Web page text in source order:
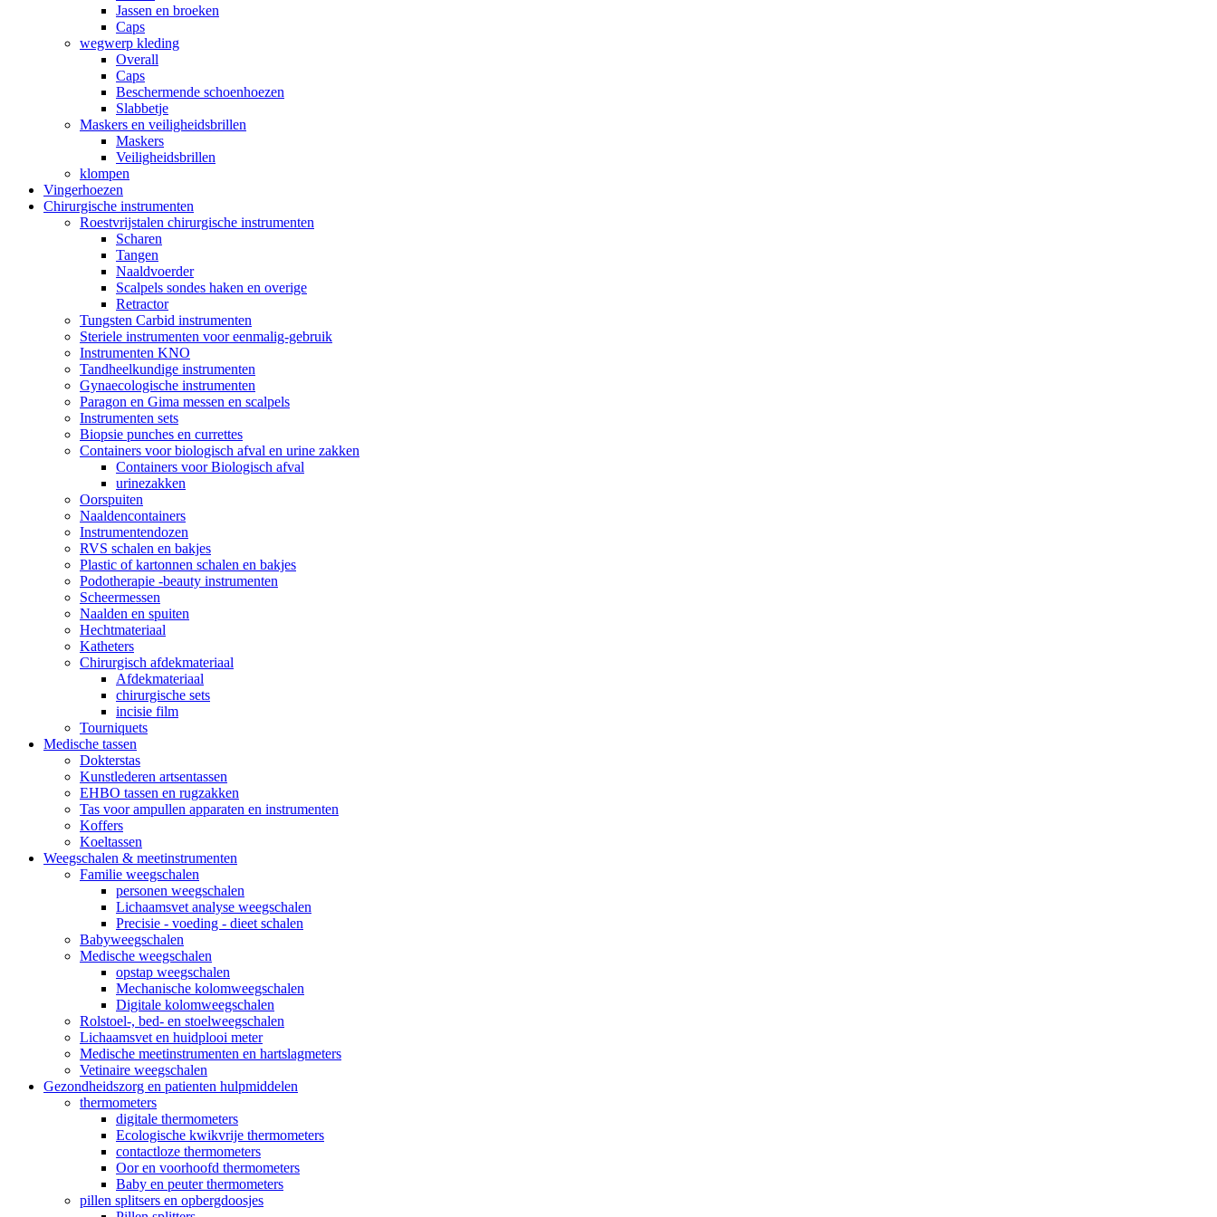
Jassen en broeken
Caps
wegwerp kleding
Overall
Caps
Beschermende schoenhoezen
Slabbetje
Maskers en veiligheidsbrillen
Maskers
Veiligheidsbrillen
klompen
Vingerhoezen
Chirurgische instrumenten
Roestvrijstalen chirurgische instrumenten
Scharen
Tangen
Naaldvoerder
Scalpels sondes haken en overige
Retractor
Tungsten Carbid instrumenten
Steriele instrumenten voor eenmalig-gebruik
Instrumenten KNO
Tandheelkundige instrumenten
Gynaecologische instrumenten
Paragon en Gima messen en scalpels
Instrumenten sets
Biopsie punches en currettes
Containers voor biologisch afval en urine zakken
Containers voor Biologisch afval
urinezakken
Oorspuiten
Naaldencontainers
Instrumentendozen
RVS schalen en bakjes
Plastic of kartonnen schalen en bakjes
Podotherapie -beauty instrumenten
Scheermessen
Naalden en spuiten
Hechtmateriaal
Katheters
Chirurgisch afdekmateriaal
Afdekmateriaal
chirurgische sets
incisie film
Tourniquets
Medische tassen
Dokterstas
Kunstlederen artsentassen
EHBO tassen en rugzakken
Tas voor ampullen apparaten en instrumenten
Koffers
Koeltassen
Weegschalen & meetinstrumenten
Familie weegschalen
personen weegschalen
Lichaamsvet analyse weegschalen
Precisie - voeding - dieet schalen
Babyweegschalen
Medische weegschalen
opstap weegschalen
Mechanische kolomweegschalen
Digitale kolomweegschalen
Rolstoel-, bed- en stoelweegschalen
Lichaamsvet en huidplooi meter
Medische meetinstrumenten en hartslagmeters
Vetinaire weegschalen
Gezondheidszorg en patienten hulpmiddelen
thermometers
digitale thermometers
Ecologische kwikvrije thermometers
contactloze thermometers
Oor en voorhoofd thermometers
Baby en peuter thermometers
pillen splitsers en opbergdoosjes